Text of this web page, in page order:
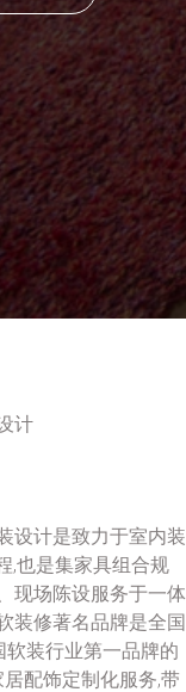
计
设计是致力于室内装
,也是集家具组合规
现场陈设服务于一体
装修著名品牌是全国
装行业第一品牌的
配饰定制化服务,带